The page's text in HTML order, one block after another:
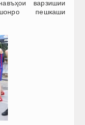
варзишии
пешкаши